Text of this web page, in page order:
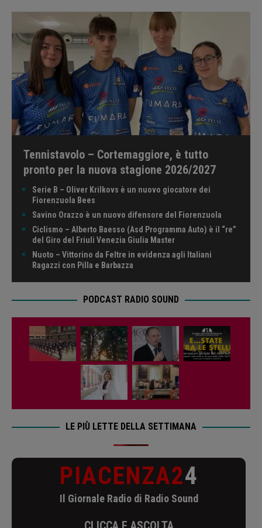
Tennistavolo – Cortemaggiore, è tutto
pronto per la nuova stagione 2026/2027
Serie B – Oliver Krilkovs è un nuovo giocatore dei
Fiorenzuola Bees
Savino Orazzo è un nuovo difensore del Fiorenzuola
Ciclismo – Alberto Baesso (Asd Programma Auto) è il “re”
del Giro del Friuli Venezia Giulia Master
Nuoto – Vittorino da Feltre in evidenza agli Italiani
Ragazzi con Pilla e Barbazza
PODCAST RADIO SOUND
LE PIÙ LETTE DELLA SETTIMANA
PIACENZA24
Il Giornale Radio di Radio Sound